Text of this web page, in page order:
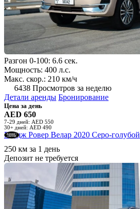
Разгон 0-100: 6.6 сек.
Мощность: 400 л.с.
Макс. скор.: 210 км/ч
6438 Просмотров за неделю
Детали аренды Бронирование
Цена за день
AED 650
7-29 дней: AED 550
30+ дней: AED 490
Рендж Ровер Велар 2020 Серо-голубой
250 км за 1 день
Депозит не требуется